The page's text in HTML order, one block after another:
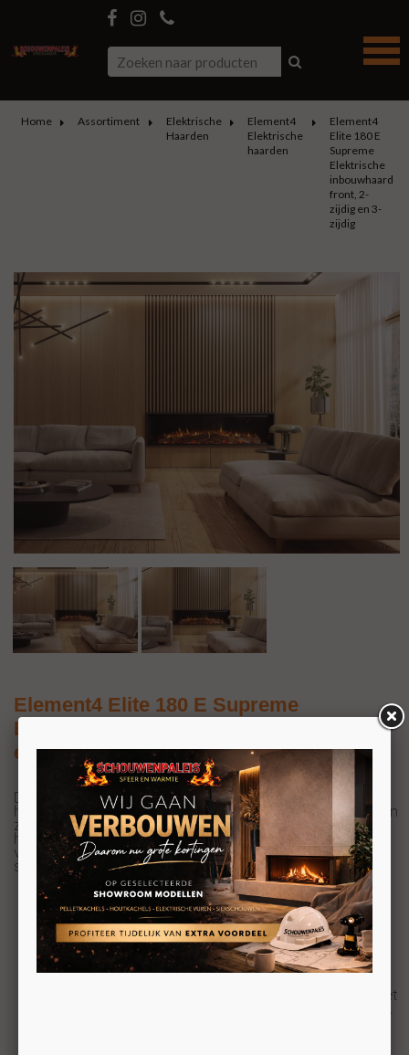
Home Assortiment
Elektrische
Haarden
Element4
Elektrische
haarden
Element4
Elite 180 E
Supreme
Elektrische
inbouwhaard
front, 2-
zijdig en 3-
zijdig
Element4 Elite 180 E Supreme
Elektrische inbouwhaard front, 2-zijdig
en 3-zijdig
De Elite 180 E Supreme van Element4 is een elektrische
haard met een stijlvol design. De haard beschikt over een
zeer realistisch vlambeeld dat bijna niet van een echt
houtvuur te onderscheiden is! Met de drie verschillende
vuurbeelden is de Elite een echte sfeermaker. En naast
sfeer, geeft de haard ook nog warmte van 1,5 kW.
In te bouwen als front, tweezijdige of driezijdige
haard.
Een echte houtset en een stijlvolle donker glazen
achterwand.
Ontspiegeld glas
1,5 kilowatt verwarming, voor extra comfort op
Nieuwe chip waarmee de bodem, topverlichting, het
vlambeeld en de vlamsnelheid volledig regelbaar is.